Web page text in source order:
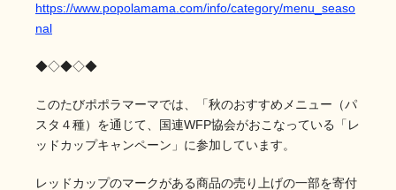
https://www.popolamama.com/info/category/menu_seaso
nal
◆◇◆◇◆
このたびポポラマーマでは、「秋のおすすめメニュー（パ
スタ４種）を通じて、国連WFP協会がおこなっている「レ
ッドカップキャンペーン」に参加しています。
レッドカップのマークがある商品の売り上げの一部を寄付